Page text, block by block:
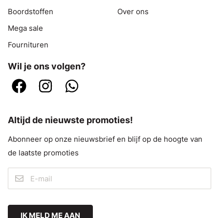
Boordstoffen
Mega sale
Fournituren
Over ons
Wil je ons volgen?
Altijd de nieuwste promoties!
Abonneer op onze nieuwsbrief en blijf op de hoogte van
de laatste promoties
IK MELD ME AAN